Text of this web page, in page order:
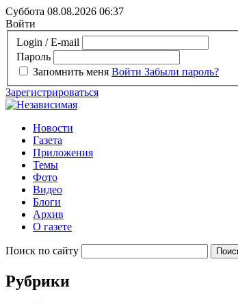
Суббота 08.08.2026 06:37
Войти
Login / E-mail
Пароль
Запомнить меня Войти Забыли пароль?
Зарегистрироваться
Новости
Газета
Приложения
Темы
Фото
Видео
Блоги
Архив
О газете
Поиск по сайту
Рубрики